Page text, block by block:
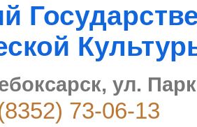
ул.
73-06-13